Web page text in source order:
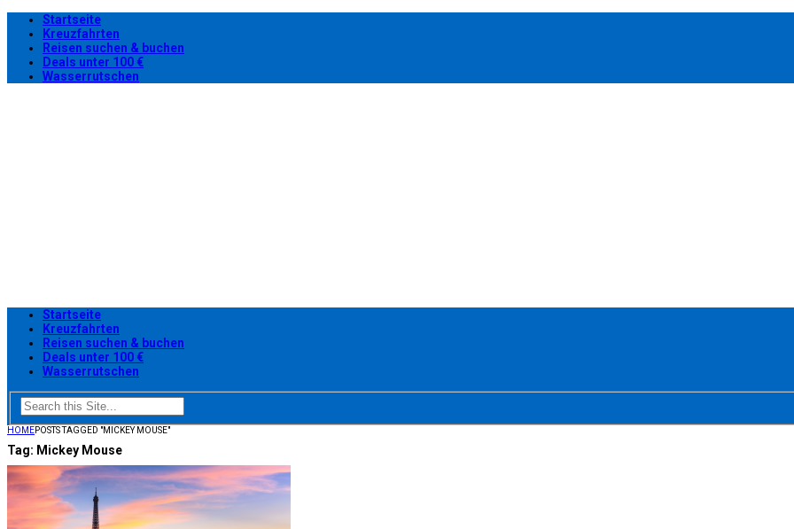
Startseite
Kreuzfahrten
Reisen suchen & buchen
Deals unter 100 €
Wasserrutschen
Startseite
Kreuzfahrten
Reisen suchen & buchen
Deals unter 100 €
Wasserrutschen
HOMEPOSTS TAGGED "MICKEY MOUSE"
Tag: Mickey Mouse